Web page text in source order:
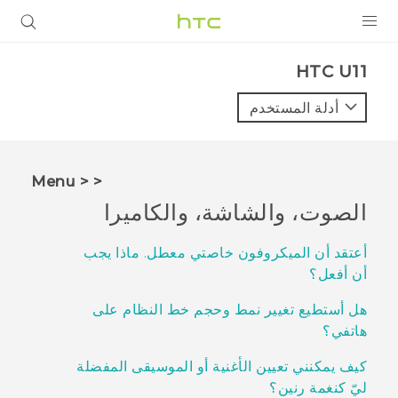
VIVE
VIVERSE
البرامج + التطبيقات
الدعم
أجهزة HTC والملحقات
HTC U11‎
أدلة المستخدم
< < Menu
الصوت، والشاشة، والكاميرا
أعتقد أن الميكروفون خاصتي معطل. ماذا يجب
أن أفعل؟
هل أستطيع تغيير نمط وحجم خط النظام على
هاتفي؟
كيف يمكنني تعيين الأغنية أو الموسيقى المفضلة
ليّ كنغمة رنين؟